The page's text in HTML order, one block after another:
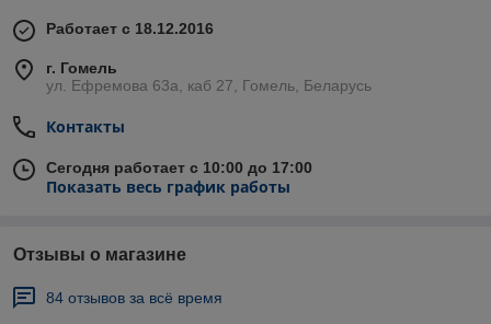
Работает с 18.12.2016
г. Гомель
ул. Ефремова 63а, каб 27, Гомель, Беларусь
Контакты
Сегодня работает с 10:00 до 17:00
Показать весь график работы
Отзывы о магазине
84 отзывов за всё время